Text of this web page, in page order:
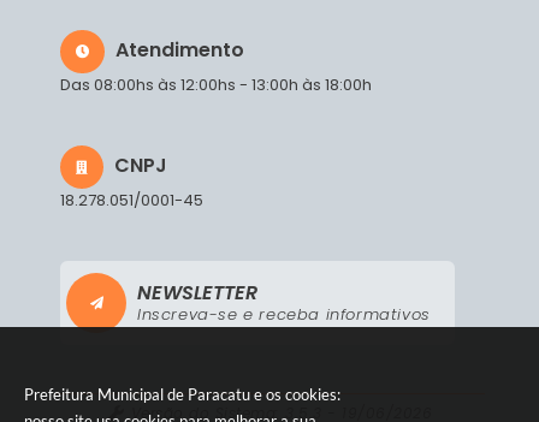
Prefeitura Municipal de Paracatu e os cookies:
Atendimento
Das 08:00hs às 12:00hs - 13:00h às 18:00h
CNPJ
18.278.051/0001-45
NEWSLETTER
Inscreva-se e receba informativos
Versão do Sistema: